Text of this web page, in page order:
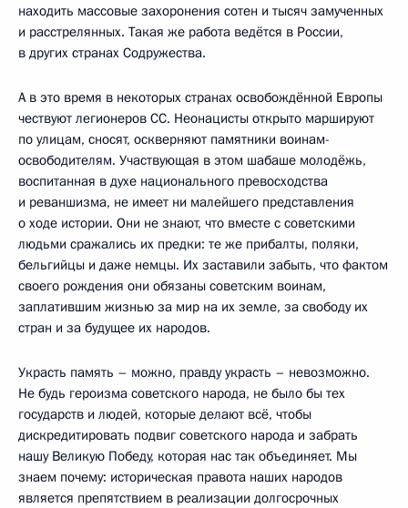
находить массовые захоронения сотен и тысяч замученных
и расстрелянных. Такая же работа ведётся в России,
в других странах Содружества.
А в это время в некоторых странах освобождённой Европы
чествуют легионеров СС. Неонацисты открыто маршируют
по улицам, сносят, оскверняют памятники воинам-
освободителям. Участвующая в этом шабаше молодёжь,
воспитанная в духе национального превосходства
и реваншизма, не имеет ни малейшего представления
о ходе истории. Они не знают, что вместе с советскими
людьми сражались их предки: те же прибалты, поляки,
бельгийцы и даже немцы. Их заставили забыть, что фактом
своего рождения они обязаны советским воинам,
заплатившим жизнью за мир на их земле, за свободу их
стран и за будущее их народов.
Украсть память – можно, правду украсть – невозможно.
Не будь героизма советского народа, не было бы тех
государств и людей, которые делают всё, чтобы
дискредитировать подвиг советского народа и забрать
нашу Великую Победу, которая нас так объединяет. Мы
знаем почему: историческая правота наших народов
является препятствием в реализации долгосрочных